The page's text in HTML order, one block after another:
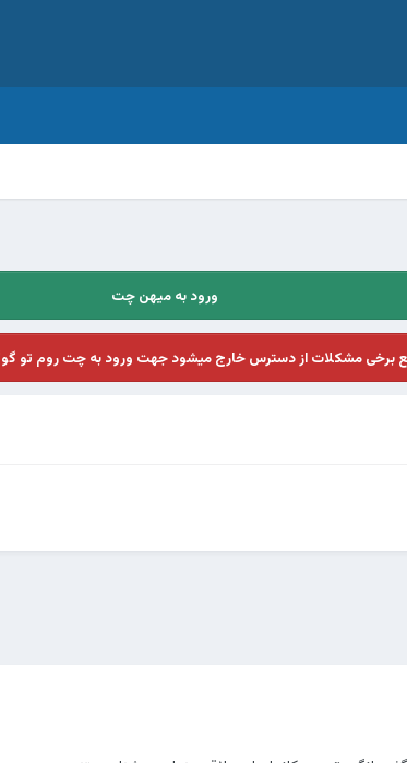
ورود به میهن چت
برخی مشکلات از دسترس خارج میشود جهت ورود به چت روم تو